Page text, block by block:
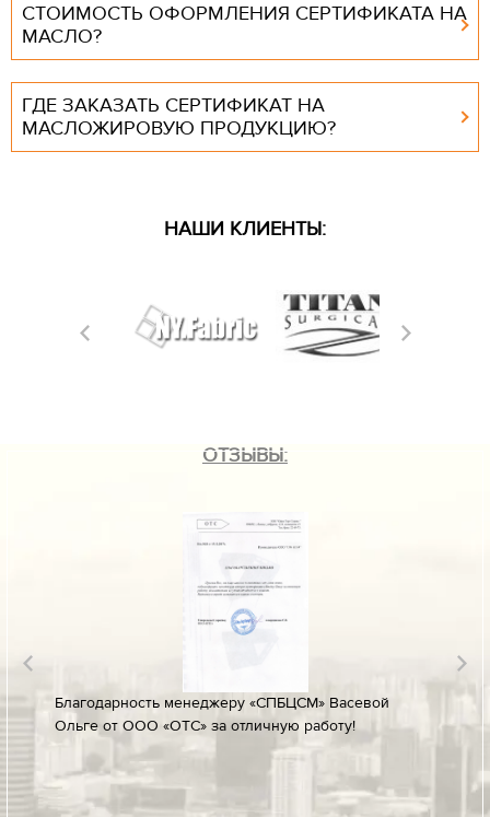
СТОИМОСТЬ ОФОРМЛЕНИЯ СЕРТИФИКАТА НА
МАСЛО?
ГДЕ ЗАКАЗАТЬ СЕРТИФИКАТ НА
МАСЛОЖИРОВУЮ ПРОДУКЦИЮ?
НАШИ КЛИЕНТЫ:
ОТЗЫВЫ:
Благодарность менеджеру «СПБЦСМ» Васевой
Ольге от ООО «ОТС» за отличную работу!